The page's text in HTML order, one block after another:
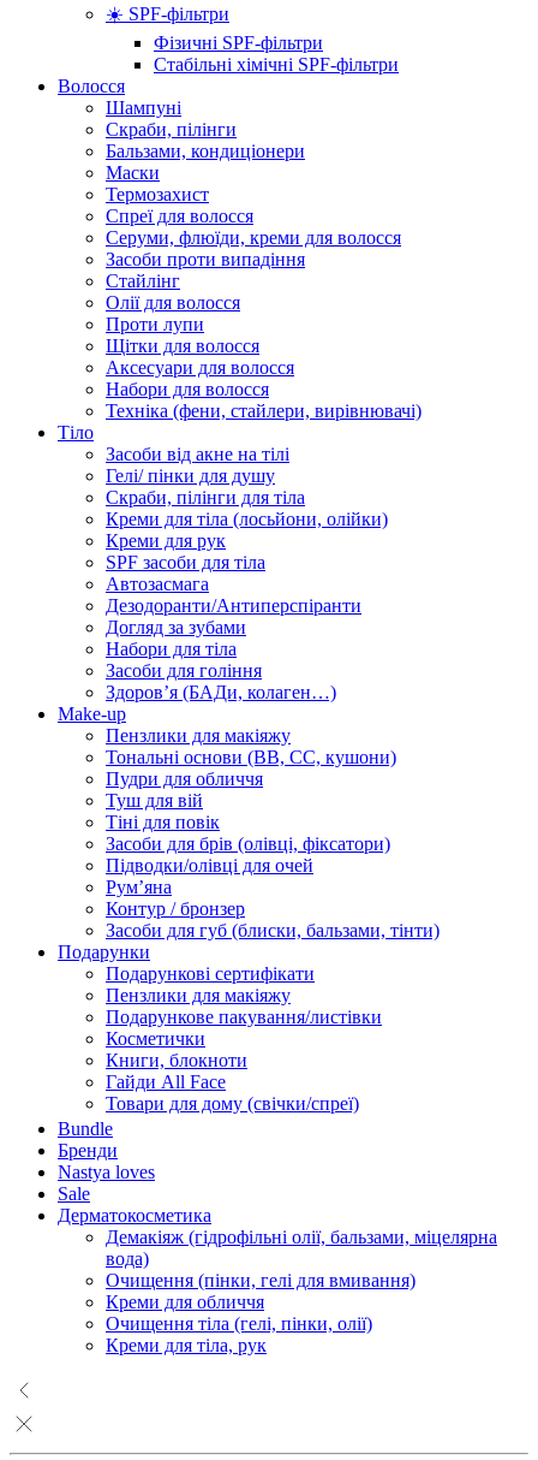
☀️ SPF-фільтри
Фізичні SPF-фільтри
Стабільні хімічні SPF-фільтри
Волосся
Шампуні
Скраби, пілінги
Бальзами, кондиціонери
Маски
Термозахист
Спреї для волосся
Серуми, флюїди, креми для волосся
Засоби проти випадіння
Стайлінг
Олії для волосся
Проти лупи
Щітки для волосся
Аксесуари для волосся
Набори для волосся
Техніка (фени, стайлери, вирівнювачі)
Тіло
Засоби від акне на тілі
Гелі/ пінки для душу
Скраби, пілінги для тіла
Креми для тіла (лосьйони, олійки)
Креми для рук
SPF засоби для тіла
Автозасмага
Дезодоранти/Антиперспіранти
Догляд за зубами
Набори для тіла
Засоби для гоління
Здоровʼя (БАДи, колаген…)
Make-up
Пензлики для макіяжу
Тональні основи (BB, CC, кушони)
Пудри для обличчя
Туш для вій
Тіні для повік
Засоби для брів (олівці, фіксатори)
Підводки/олівці для очей
Румʼяна
Контур / бронзер
Засоби для губ (блиски, бальзами, тінти)
Подарунки
Подарункові сертифікати
Пензлики для макіяжу
Подарункове пакування/листівки
Косметички
Книги, блокноти
Гайди All Face
Товари для дому (свічки/спреї)
Bundle
Бренди
Nastya loves
Sale
Дерматокосметика
Демакіяж (гідрофільні олії, бальзами, міцелярна
вода)
Очищення (пінки, гелі для вмивання)
Креми для обличчя
Очищення тіла (гелі, пінки, олії)
Креми для тіла, рук